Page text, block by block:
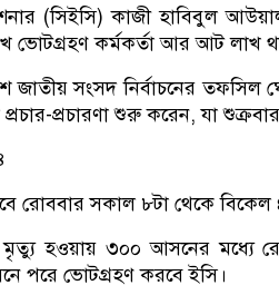
(সিইসি) কাজী হাবিবুল
কর্মকর্তা আর আট লাখ
জাতীয় সংসদ নির্বাচনের তফসিল
প্রচার-প্রচারণা শুরু করেন, যা
রোববার সকাল ৮টা থেকে বিকেল
হওয়ায় ৩০০ আসনের মধ্যে
পরে ভোটগ্রহণ করবে ইসি।